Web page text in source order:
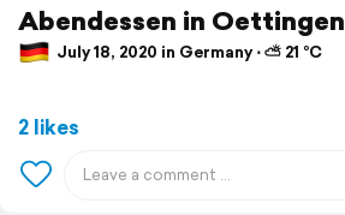
Abendessen in Oettingen
July 18, 2020 in Germany ⋅ ⛅ 21 °C
2 likes